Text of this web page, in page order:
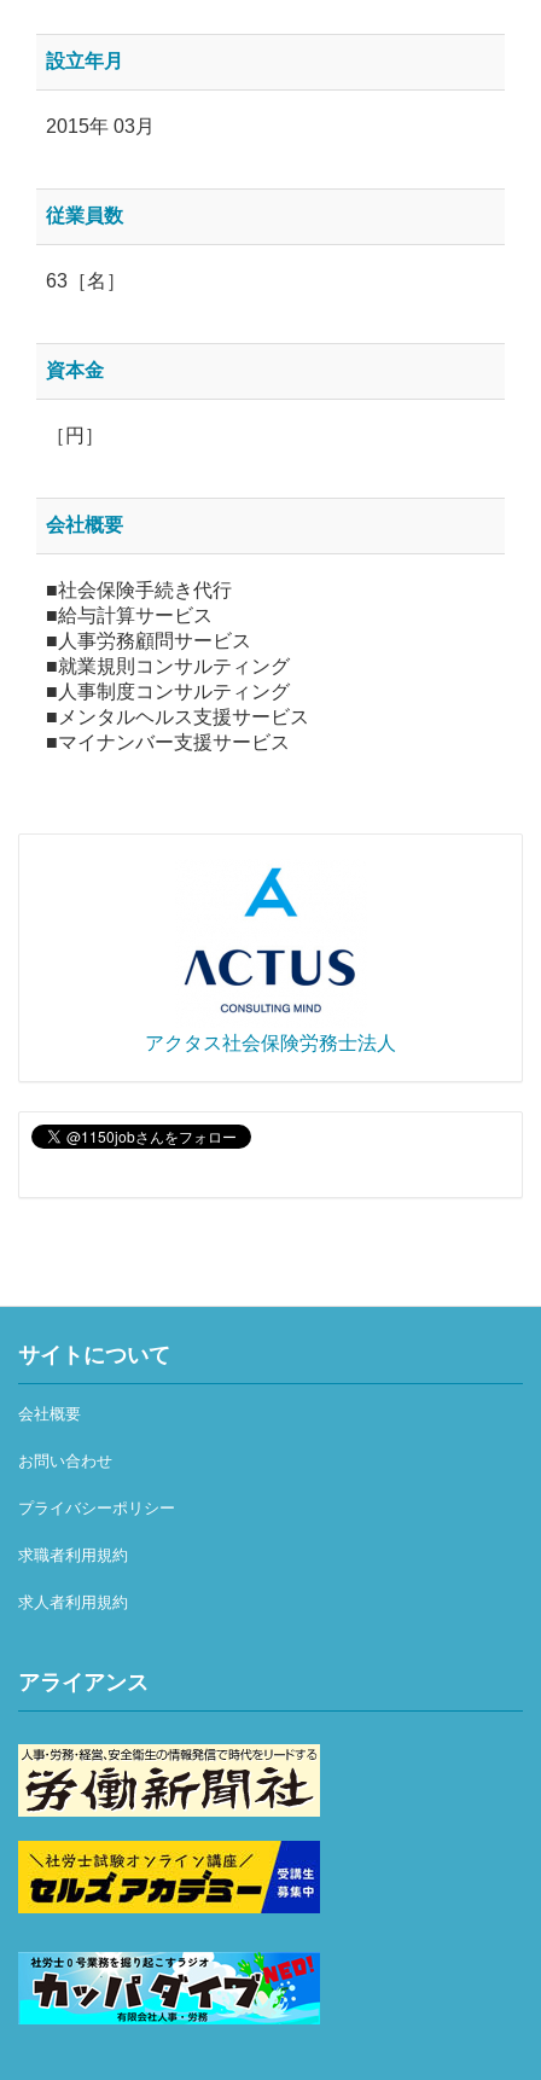
設立年月
2015年 03月
従業員数
63［名］
資本金
［円］
会社概要
■社会保険手続き代行
■給与計算サービス
■人事労務顧問サービス
■就業規則コンサルティング
■人事制度コンサルティング
■メンタルヘルス支援サービス
■マイナンバー支援サービス
アクタス社会保険労務士法人
サイトについて
会社概要
お問い合わせ
プライバシーポリシー
求職者利用規約
求人者利用規約
アライアンス